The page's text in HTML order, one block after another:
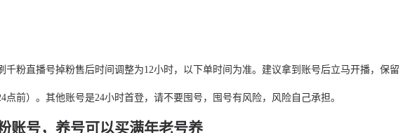
千粉直播号掉粉售后时间调整为12小时，以下单时间为准。建议拿到账号后立马开播，保留
前）。其他账号是24小时首登，请不要囤号，囤号有风险，风险自己承担。
账号，养号可以买满年老号养